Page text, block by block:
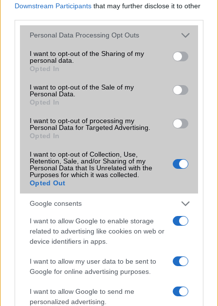
Downstream Participants that may further disclose it to other
Please note that this website/app uses one or more Google
not limited to your visit or usage behaviour. You may click to
grant or deny consent to Google and its third-party tags to
use your data for below specified purposes in below Google
consent section.
Personal Data Processing Opt Outs
I want to opt-out of the Sharing of my
personal data.
Opted In
I want to opt-out of the Sale of my
Personal Data.
Opted In
I want to opt-out of processing my
Personal Data for Targeted Advertising.
Opted In
I want to opt-out of Collection, Use,
Retention, Sale, and/or Sharing of my
Personal Data that Is Unrelated with the
Purposes for which it was collected.
Opted Out
Google consents
I want to allow Google to enable storage
related to advertising like cookies on web or
device identifiers in apps.
I want to allow my user data to be sent to
Google for online advertising purposes.
I want to allow Google to send me
personalized advertising.
megváltoztatja a mobilhasználatot –
sokan mégsem tudnak róla
Az Edge Panel az egyik leghasznosabb funkció, amely
jelentősen felgyorsítja a mindennapi használatot,
KAPCSOLÓDÓ HÍREK
Egy új hír számos izgalmas részletet közöl az Apple iPhone
SE 4-ről
Az Apple iPhone SE 4 60 százalékkal nagyobb
akkumulátorral érkezhet
Megjelentek az Apple iPhone SE 4 részletes specifikációi
Az Apple iPhone SE 4 499 dollárról indulhat OLED
kijelzővel és 48 MP-es kamerával
Az Apple az iPhone 16-tal együtt mutatja be az iPhone SE
Állítólagos iPhone SE 4 tok erősíti meg, amit eddig is
tudtunk